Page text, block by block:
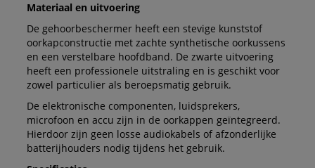
Materiaal en uitvoering
De gehoorbeschermer heeft een stevige kunststof
oorkapconstructie met zachte synthetische oorkussens
en een verstelbare hoofdband. De zwarte uitvoering
heeft een professionele uitstraling en is geschikt voor
zowel particulier als beroepsmatig gebruik.
De elektronische componenten, luidsprekers,
microfoon en accu zijn in de oorkappen geïntegreerd.
Hierdoor zijn geen losse audiokabels of afzonderlijke
batterijhouders nodig tijdens het gebruik.